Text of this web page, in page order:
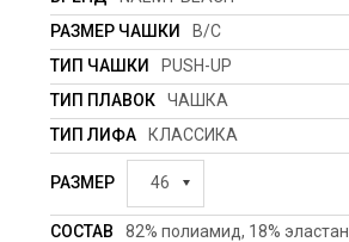
РАЗМЕР ЧАШКИ
B/C
ТИП ЧАШКИ
PUSH-UP
ТИП ПЛАВОК
ЧАШКА
ТИП ЛИФА
КЛАССИКА
РАЗМЕР 46
СОСТАВ 82% полиамид, 18% эластан